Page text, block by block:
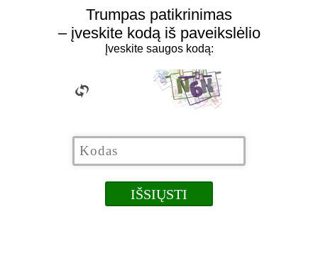
Trumpas patikrinimas
– įveskite kodą iš paveikslėlio
Įveskite saugos kodą: